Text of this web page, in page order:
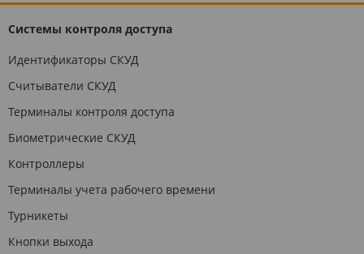
Системы контроля доступа
Идентификаторы СКУД
Считыватели СКУД
Терминалы контроля доступа
Биометрические СКУД
Контроллеры
Терминалы учета рабочего времени
Турникеты
Кнопки выхода